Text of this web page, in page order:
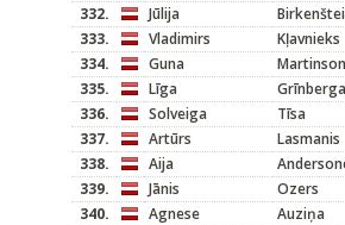
332.
Jūlija
333.
Vladimirs
Kļavnieks
334.
Guna
335.
Līga
Grīnberga
336.
Solveiga
Tīsa
337.
Artūrs
Lasmanis
338.
Aija
339.
Jānis
Ozers
340.
Agnese
Auziņa